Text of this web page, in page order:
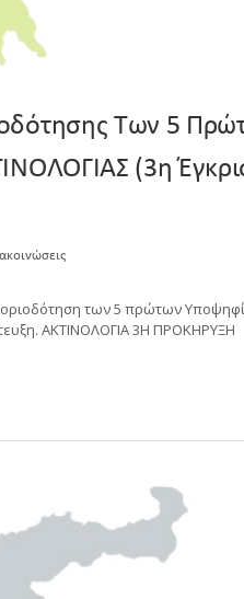
Των 5
(3η
των 5 πρώτων
ΑΚΤΙΝΟΛΟΓΙΑ 3Η ΠΡΟΚΗΡΥΞΗ